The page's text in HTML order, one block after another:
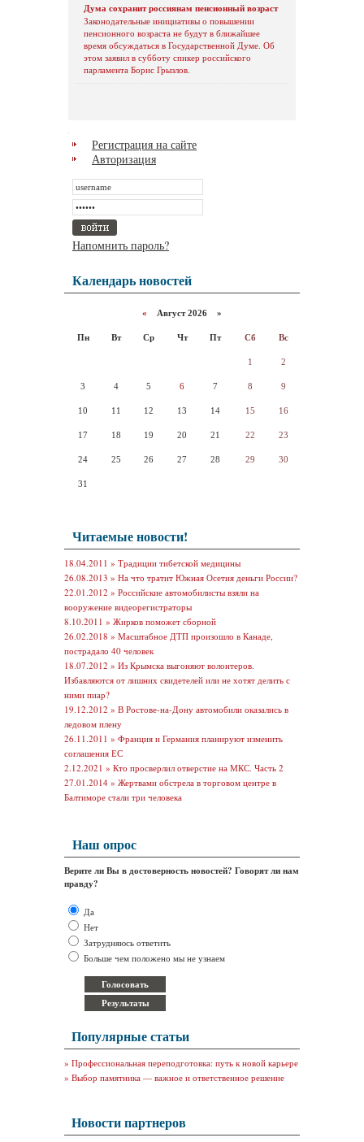
Дума сохранит россиянам пенсионный возраст
Законодательные инициативы о повышении
пенсионного возраста не будут в ближайшее
время обсуждаться в Государственной Думе. Об
этом заявил в субботу спикер российского
парламента Борис Грызлов.
Регистрация на сайте
Авторизация
Напомнить пароль?
Календарь новостей
« Август 2026 »
Пн Вт Ср Чт Пт Сб Вс
1 2
3 4 5 6 7 8 9
10 11 12 13 14 15 16
17 18 19 20 21 22 23
24 25 26 27 28 29 30
31
Читаемые новости!
18.04.2011 » Традиции тибетской медицины
26.08.2013 » На что тратит Южная Осетия деньги России?
22.01.2012 » Российские автомобилисты взяли на
вооружение видеорегистраторы
8.10.2011 » Жирков поможет сборной
26.02.2018 » Масштабное ДТП произошло в Канаде,
пострадало 40 человек
18.07.2012 » Из Крымска выгоняют волонтеров.
Избавляются от лишних свидетелей или не хотят делить с
ними пиар?
19.12.2012 » В Ростове-на-Дону автомобили оказались в
ледовом плену
26.11.2011 » Франция и Германия планируют изменить
соглашения ЕС
2.12.2021 » Кто просверлил отверстие на МКС. Часть 2
27.01.2014 » Жертвами обстрела в торговом центре в
Балтиморе стали три человека
Наш опрос
Верите ли Вы в достоверность новостей? Говорят ли нам
правду?
Да
Нет
Затрудняюсь ответить
Больше чем положено мы не узнаем
Популярные статьи
» Профессиональная переподготовка: путь к новой карьере
» Выбор памятника — важное и ответственное решение
Новости партнеров